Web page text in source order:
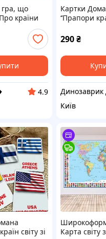
гра, що
країни
194
для
4.9
Картки
‘‘Прапори
розвиваючі
дітей,
мовою, у
карток
290₴
Київ
світу зі
Карта світу з